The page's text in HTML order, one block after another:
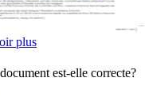
plus
est-elle correcte?